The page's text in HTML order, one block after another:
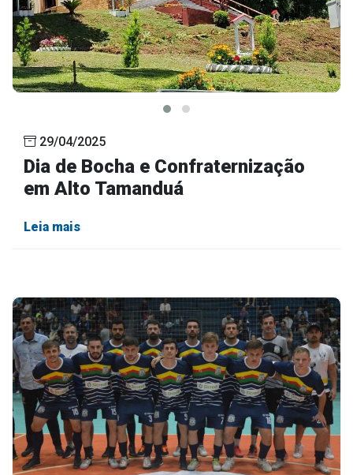
29/04/2025
Dia de Bocha e Confraternização
em Alto Tamanduá
Leia mais